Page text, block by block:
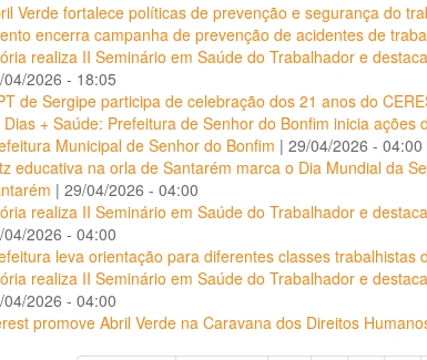
Verde fortalece políticas de prevenção e segurança do
encerra campanha de prevenção de acidentes de
realiza II Seminário em Saúde do Trabalhador e
04/2026 - 18:05
de Sergipe participa de celebração dos 21 anos do
Dias + Saúde: Prefeitura de Senhor do Bonfim inicia
Municipal de Senhor do Bonfim | 29/04/2026 - 04:00
educativa na orla de Santarém marca o Dia Mundial da
| 29/04/2026 - 04:00
realiza II Seminário em Saúde do Trabalhador e
04/2026 - 04:00
leva orientação para diferentes classes trabalhistas
realiza II Seminário em Saúde do Trabalhador e
04/2026 - 04:00
promove Abril Verde na Caravana dos Direitos